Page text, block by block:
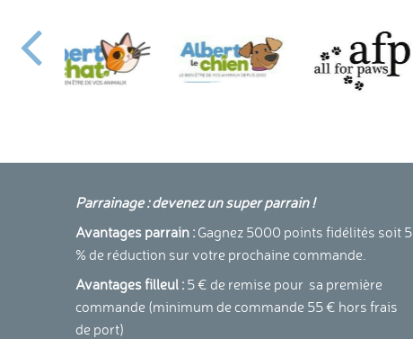
Parrainage : devenez un super parrain !
Avantages parrain : Gagnez 5000 points fidélités soit 5
% de réduction sur votre prochaine commande.
Avantages filleul : 5 € de remise pour sa première
commande (minimum de commande 55 € hors frais
de port)